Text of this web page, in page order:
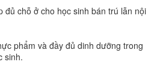
đủ chỗ ở cho học sinh bán trú lẫn nội
phẩm và đầy đủ dinh dưỡng trong
sinh.